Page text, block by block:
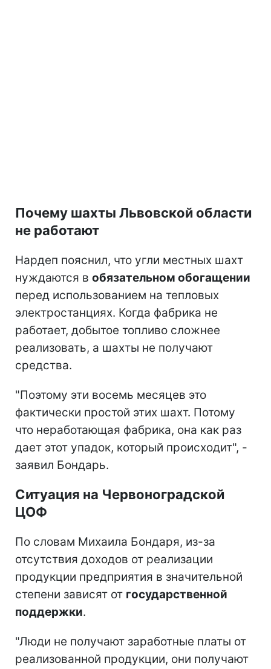
Почему шахты Львовской области
не работают
Нардеп пояснил, что угли местных шахт
нуждаются в обязательном обогащении
перед использованием на тепловых
электростанциях. Когда фабрика не
работает, добытое топливо сложнее
реализовать, а шахты не получают
средства.
"Поэтому эти восемь месяцев это
фактически простой этих шахт. Потому
что неработающая фабрика, она как раз
дает этот упадок, который происходит", -
заявил Бондарь.
Ситуация на Червоноградской
ЦОФ
По словам Михаила Бондаря, из-за
отсутствия доходов от реализации
продукции предприятия в значительной
степени зависят от государственной
поддержки.
"Люди не получают заработные платы от
реализованной продукции, они получают